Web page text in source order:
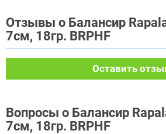
Отзывы о Балансир
7см, 18гр. BRPHF
Оставить
Вопросы о Балансир
7см, 18гр. BRPHF